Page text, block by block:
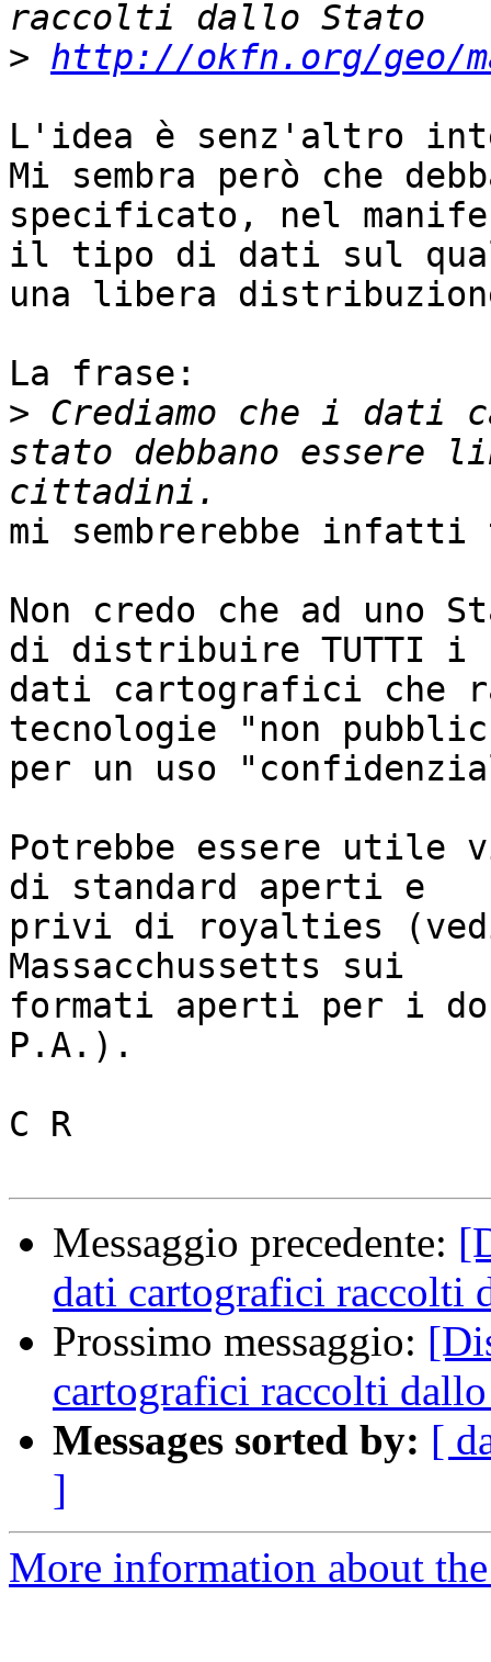
> http://okfn.org/geo/
L'idea è senz'altro
Mi sembra però che
specificato, nel
il tipo di dati sul
una libera
La frase:
> Crediamo che i
stato debbano essere
mi sembrerebbe infatti
Non credo che ad uno
di distribuire TUTTI i
dati cartografici che
tecnologie "non
per un uso
Potrebbe essere utile
di standard aperti e
privi di royalties
Massacchussetts sui
formati aperti per i
P.A.).
C R
Messaggio precedente:
dati cartografici raccolti
Prossimo messaggio:
cartografici raccolti
Messages sorted by: [
]
More information about